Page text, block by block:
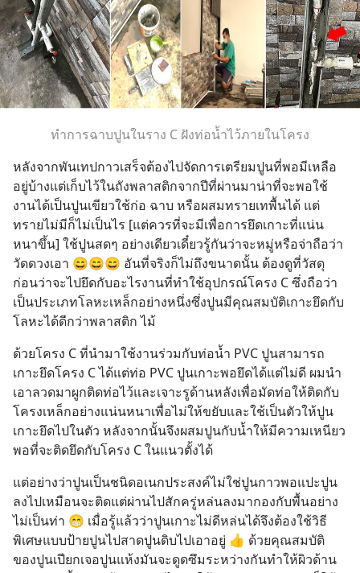
ทำการฉาบปูนในราง C ฝังท่อน้ำไว้ภายในโครง
หลังจากพันเทปกาวเสร็จต้องไปจัดการเตรียมปูนที่พอมีเหลือ
อยู่บ้างแต่เก็บไว้ในถังพลาสติกจากปีที่ผ่านมาน่าที่จะพอใช้
งานได้เป็นปูนเขียวใช้ก่อ ฉาบ หรือผสมทรายเทพื้นได้ แต่
ทรายไม่มีก็ไม่เป็นไร [แต่ควรที่จะมีเพื่อการยึดเกาะที่แน่น
หนาขึ้น] ใช้ปูนสดๆ อย่างเดียวเดี๋ยวรู้กันว่าจะหมู่หรือจ่าถือว่า
วัดดวงเอา 😄😄😄 อันที่จริงก็ไม่ถึงขนาดนั้น ต้องดูที่วัสดุ
ก่อนว่าจะไปยึดกับอะไรงานที่ทำใช้อุปกรณ์โครง C ซึ่งถือว่า
เป็นประเภทโลหะเหล็กอย่างหนึ่งซึ่งปูนมีคุณสมบัติเกาะยึดกับ
โลหะได้ดีกว่าพลาสติก ไม้
ด้วยโครง C ที่นำมาใช้งานร่วมกับท่อน้ำ PVC ปูนสามารถ
เกาะยึดโครง C ได้แต่ท่อ PVC ปูนเกาะพอยึดได้แต่ไม่ดี ผมนำ
เอาลวดมาผูกติดท่อไว้และเจาะรูด้านหลังเพื่อมัดท่อให้ติดกับ
โครงเหล็กอย่างแน่นหนาเพื่อไม่ให้ขยับและใช้เป็นตัวให้ปูน
เกาะยึดไปในตัว หลังจากนั้นจึงผสมปูนกับน้ำให้มีความเหนียว
พอที่จะติดยึดกับโครง C ในแนวตั้งได้
แต่อย่างว่าปูนเป็นชนิดอเนกประสงค์ไม่ใช่ปูนกาวพอแปะปูน
ลงไปเหมือนจะติดแต่ผ่านไปสักครู่หล่นลงมากองกับพื้นอย่าง
ไม่เป็นท่า 😁 เมื่อรู้แล้วว่าปูนเกาะไม่ดีหล่นได้จึงต้องใช้วิธี
พิเศษแบบป้ายปูนไปสาดปูนดิบไปเอาอยู่ 👍 ด้วยคุณสมบัติ
ของปูนเปียกเจอปูนแห้งมันจะดูดซึมระหว่างกันทำให้ผิวด้าน